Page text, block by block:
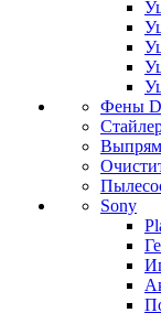
Фены
Sony